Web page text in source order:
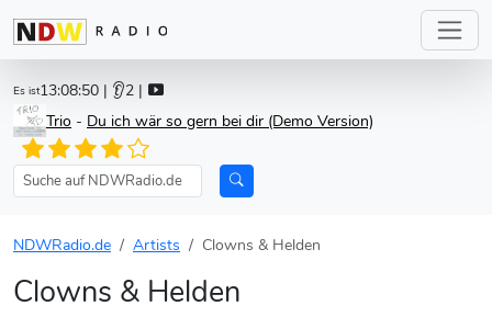
Es ist13:08:50 | 👂2 |
Trio - Du ich wär so gern bei dir (Demo Version)
NDWRadio.de Artists Clowns & Helden
Clowns & Helden